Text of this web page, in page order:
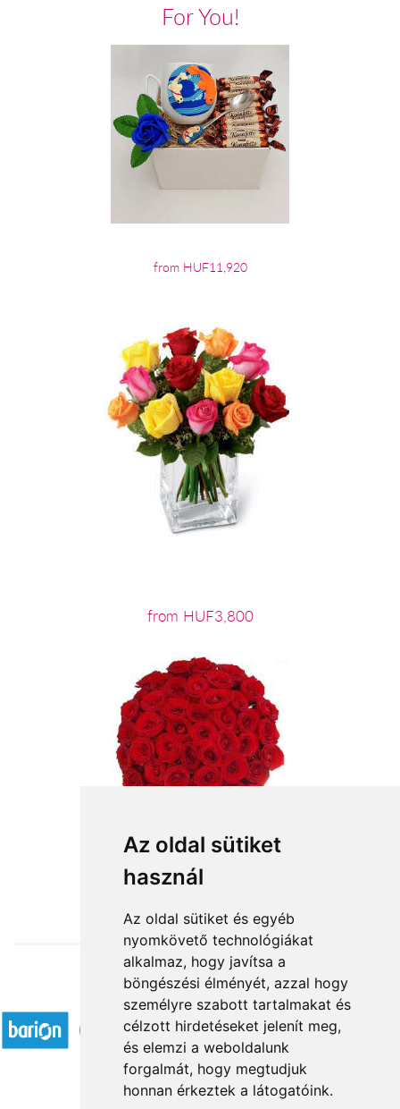
Az oldal sütiket
használ
Az oldal sütiket és egyéb
nyomkövető technológiákat
alkalmaz, hogy javítsa a
böngészési élményét, azzal hogy
személyre szabott tartalmakat és
célzott hirdetéseket jelenít meg,
és elemzi a weboldalunk
forgalmát, hogy megtudjuk
honnan érkeztek a látogatóink.
For You!
from HUF11,920
from HUF3,800
from HUF120,000
Accepted payment methods